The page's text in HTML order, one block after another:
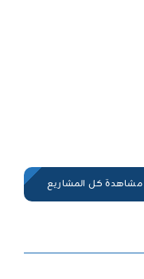
مشاهدة كل المشاريع